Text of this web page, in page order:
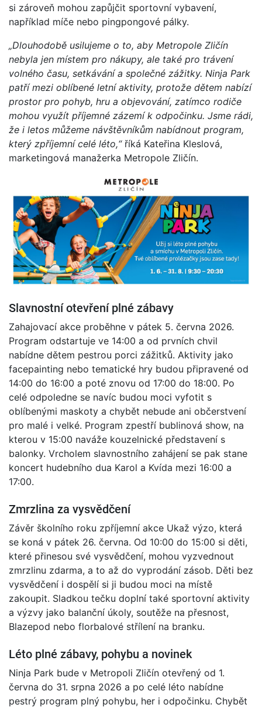
si zároveň mohou zapůjčit sportovní vybavení,
například míče nebo pingpongové pálky.
„Dlouhodobě usilujeme o to, aby Metropole Zličín
nebyla jen místem pro nákupy, ale také pro trávení
volného času, setkávání a společné zážitky. Ninja Park
patří mezi oblíbené letní aktivity, protože dětem nabízí
prostor pro pohyb, hru a objevování, zatímco rodiče
mohou využít příjemné zázemí k odpočinku. Jsme rádi,
že i letos můžeme návštěvníkům nabídnout program,
který zpříjemní celé léto,“říká Kateřina Kleslová,
marketingová manažerka Metropole Zličín.
Slavnostní otevření plné zábavy
Zahajovací akce proběhne v pátek 5. června 2026.
Program odstartuje ve 14:00 a od prvních chvil
nabídne dětem pestrou porci zážitků. Aktivity jako
facepainting nebo tematické hry budou připravené od
14:00 do 16:00 a poté znovu od 17:00 do 18:00. Po
celé odpoledne se navíc budou moci vyfotit s
oblíbenými maskoty a chybět nebude ani občerstvení
pro malé i velké. Program zpestří bublinová show, na
kterou v 15:00 naváže kouzelnické představení s
balonky. Vrcholem slavnostního zahájení se pak stane
koncert hudebního dua Karol a Kvída mezi 16:00 a
17:00.
Zmrzlina za vysvědčení
Závěr školního roku zpříjemní akce Ukaž výzo, která
se koná v pátek 26. června. Od 10:00 do 15:00 si děti,
které přinesou své vysvědčení, mohou vyzvednout
zmrzlinu zdarma, a to až do vyprodání zásob. Děti bez
vysvědčení i dospělí si ji budou moci na místě
zakoupit. Sladkou tečku doplní také sportovní aktivity
a výzvy jako balanční úkoly, soutěže na přesnost,
Blazepod nebo florbalové střílení na branku.
Léto plné zábavy, pohybu a novinek
Ninja Park bude v Metropoli Zličín otevřený od 1.
června do 31. srpna 2026 a po celé léto nabídne
pestrý program plný pohybu, her i odpočinku. Chybět